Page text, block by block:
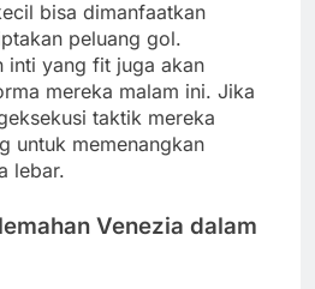
bisa dimanfaatkan
peluang gol.
inti yang fit juga akan
mereka malam ini. Jika
taktik mereka
untuk memenangkan
lebar.
Venezia dalam